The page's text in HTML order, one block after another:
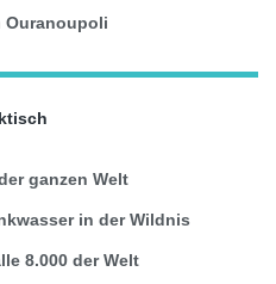
Ouranoupoli
ganzen Welt
in der Wildnis
8.000 der Welt